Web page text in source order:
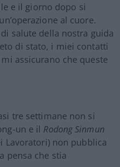
e il giorno dopo si
al cuore.
salute della nostra guida
di stato, i miei contatti
assicurano che queste
tre settimane non si
un e il Rodong Sinmun
Lavoratori) non pubblica
pensa che stia